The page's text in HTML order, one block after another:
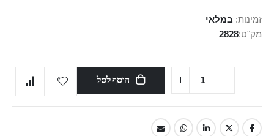
זמינות: במלאי
מק"ט 2828
הוסף לסל